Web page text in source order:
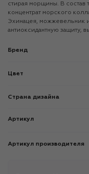
стирая морщины. В
концентрат морского
Эхинацея, можжевельник
антиоксидантную защиту,
Бренд
Цвет
Страна дизайна
Артикул
Артикул производителя